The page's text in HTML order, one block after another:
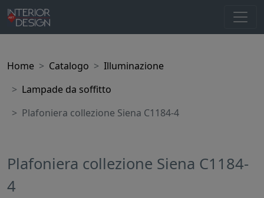
Home Catalogo
Illuminazione
Lampade da soffitto
Plafoniera collezione Siena C1184-4
Plafoniera collezione Siena C1184-
4